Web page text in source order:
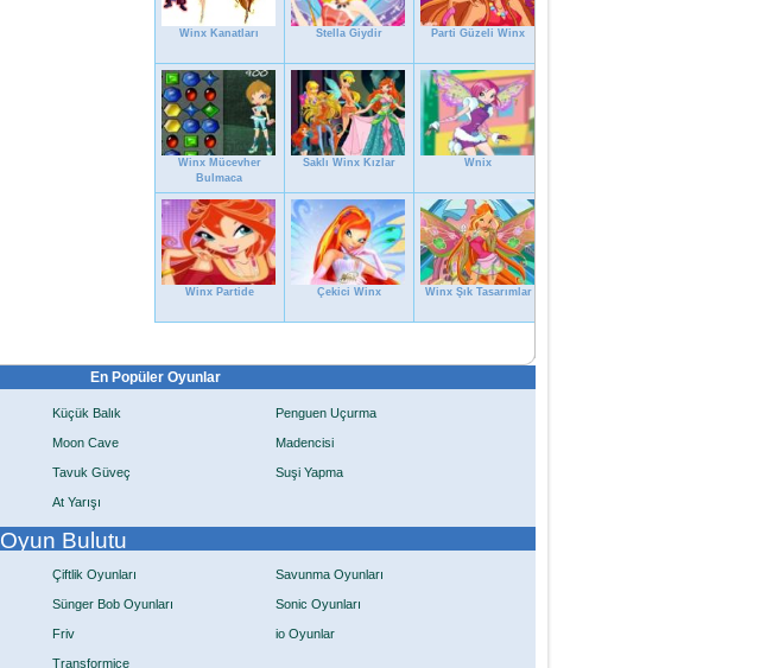
Winx Kanatları Stella Giydir Parti Güzeli Winx
Winx Mücevher
Bulmaca
Saklı Winx Kızlar Wnix
Winx Partide Çekici Winx Winx Şık Tasarımlar
En Popüler Oyunlar
Küçük Balık Penguen Uçurma
Moon Cave Madencisi
Tavuk Güveç Suşi Yapma
At Yarışı
Oyun Bulutu
Çiftlik Oyunları Savunma Oyunları
Sünger Bob Oyunları Sonic Oyunları
Friv io Oyunlar
Transformice